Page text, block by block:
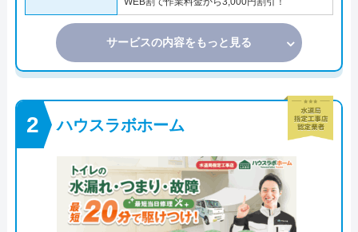
サービスの内容をもっと見る
ハウスラボホーム